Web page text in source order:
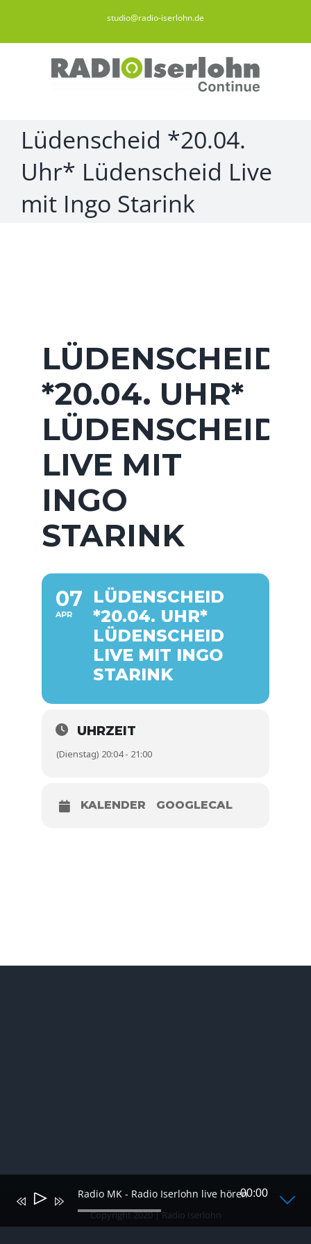
springen
studio@radio-iserlohn.de
Lüdenscheid *20.04.
Uhr* Lüdenscheid Live
mit Ingo Starink
LÜDENSCHEID
*20.04. UHR*
LÜDENSCHEID
LIVE MIT
INGO
STARINK
07
APR
LÜDENSCHEID
*20.04. UHR*
LÜDENSCHEID
LIVE MIT INGO
STARINK
UHRZEIT
(Dienstag) 20:04 - 21:00
KALENDER GOOGLECAL
Copyright 2020 | Radio Iserlohn
Radio MK - Radio Iserlohn live hören
Audio-
00:00